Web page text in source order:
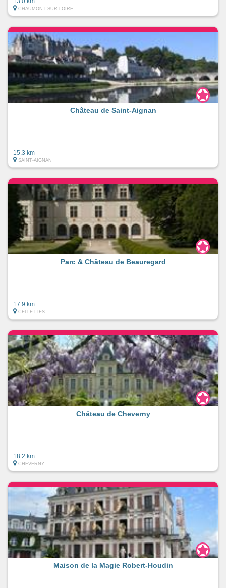
CHAUMONT-SUR-LOIRE
Château de Saint-Aignan
15.3 km
SAINT-AIGNAN
Parc & Château de Beauregard
17.9 km
CELLETTES
Château de Cheverny
18.2 km
CHEVERNY
Maison de la Magie Robert-Houdin